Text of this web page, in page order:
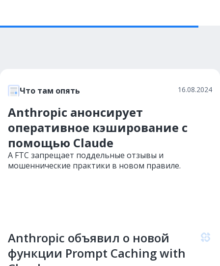
Что там опять 16.08.2024
Anthropic анонсирует
оперативное кэширование с
помощью Claude
А FTC запрещает поддельные отзывы и
мошеннические практики в новом правиле.
Anthropic объявил о новой
функции Prompt Caching with